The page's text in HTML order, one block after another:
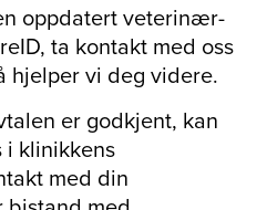
oppdatert veterinær-
ta kontakt med oss
hjelper vi deg videre.
er godkjent, kan
i klinikkens
med din